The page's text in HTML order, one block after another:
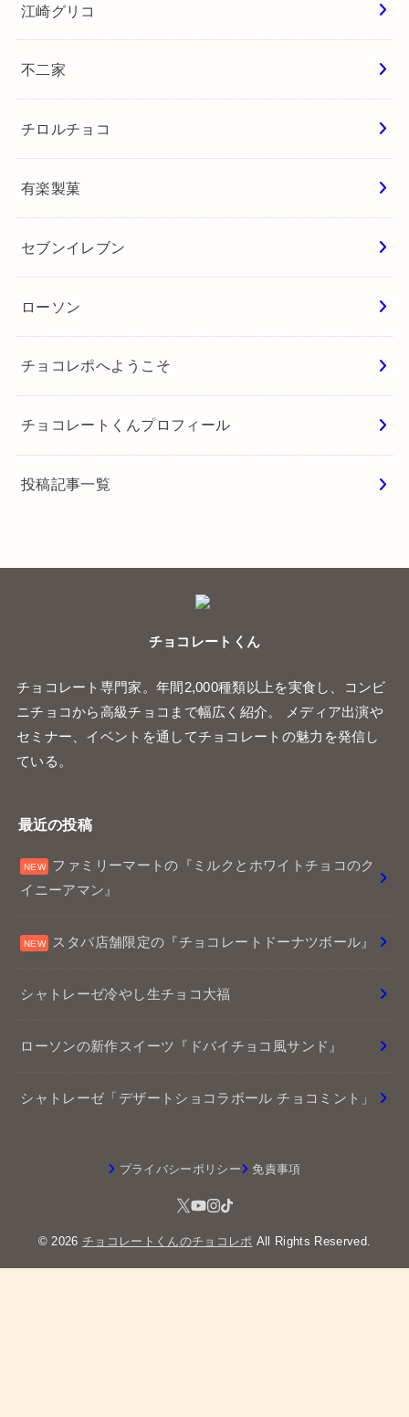
江崎グリコ
不二家
チロルチョコ
有楽製菓
セブンイレブン
ローソン
チョコレポへようこそ
チョコレートくんプロフィール
投稿記事一覧
チョコレートくん
チョコレート専門家。年間2,000種類以上を実食し、コンビ
ニチョコから高級チョコまで幅広く紹介。 メディア出演や
セミナー、イベントを通してチョコレートの魅力を発信し
ている。
最近の投稿
ファミリーマートの『ミルクとホワイトチョコのク
イニーアマン』
スタバ店舗限定の『チョコレートドーナツボール』
シャトレーゼ冷やし生チョコ大福
ローソンの新作スイーツ『ドバイチョコ風サンド』
シャトレーゼ「デザートショコラボール チョコミント」
プライバシーポリシー 免責事項
© 2026 チョコレートくんのチョコレポ All Rights Reserved.